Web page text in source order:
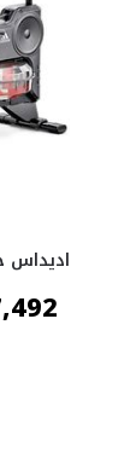
اديداس